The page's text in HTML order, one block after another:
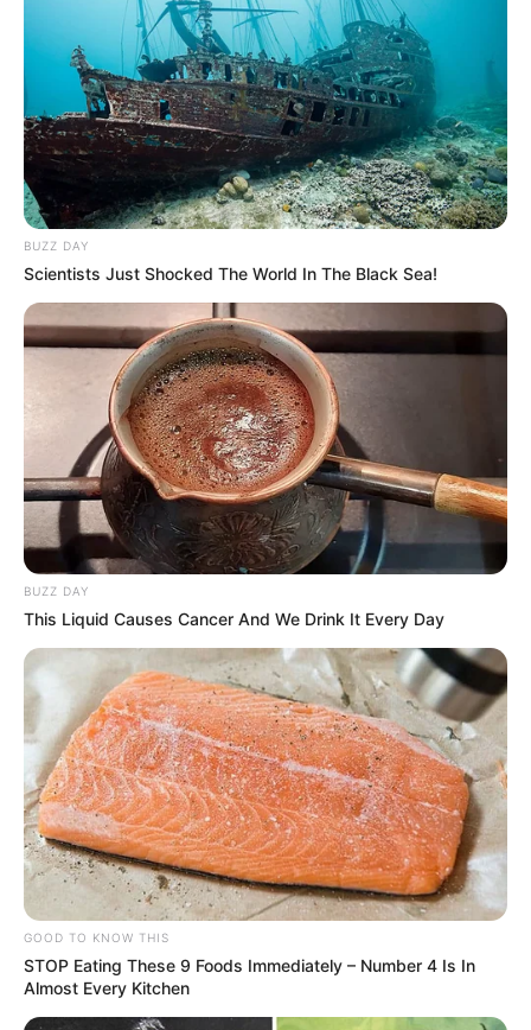
BUZZ DAY
Scientists Just Shocked The World In The Black Sea!
BUZZ DAY
This Liquid Causes Cancer And We Drink It Every Day
GOOD TO KNOW THIS
STOP Eating These 9 Foods Immediately – Number 4 Is In
Almost Every Kitchen